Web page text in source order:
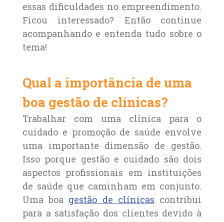
essas dificuldades no empreendimento.
Ficou interessado? Então continue
acompanhando e entenda tudo sobre o
tema!
Qual a importância de uma
boa gestão de clínicas?
Trabalhar com uma clínica para o
cuidado e promoção de saúde envolve
uma importante dimensão de gestão.
Isso porque gestão e cuidado são dois
aspectos profissionais em instituições
de saúde que caminham em conjunto.
Uma boa gestão de clínicas contribui
para a satisfação dos clientes devido à